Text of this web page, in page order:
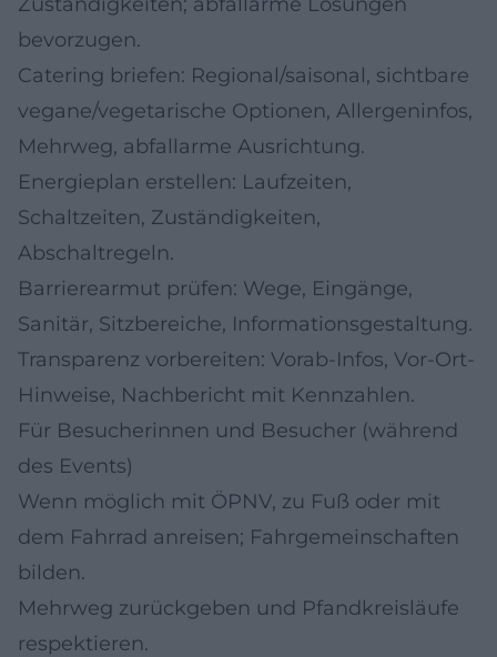
bevorzugen.
Catering briefen: Regional/saisonal, sichtbare
vegane/vegetarische Optionen, Allergeninfos,
Mehrweg, abfallarme Ausrichtung.
Energieplan erstellen: Laufzeiten,
Schaltzeiten, Zuständigkeiten,
Abschaltregeln.
Barrierearmut prüfen: Wege, Eingänge,
Sanitär, Sitzbereiche, Informationsgestaltung.
Transparenz vorbereiten: Vorab-Infos, Vor-Ort-
Hinweise, Nachbericht mit Kennzahlen.
Für Besucherinnen und Besucher (während
des Events)
Wenn möglich mit ÖPNV, zu Fuß oder mit
dem Fahrrad anreisen; Fahrgemeinschaften
bilden.
Mehrweg zurückgeben und Pfandkreisläufe
respektieren.